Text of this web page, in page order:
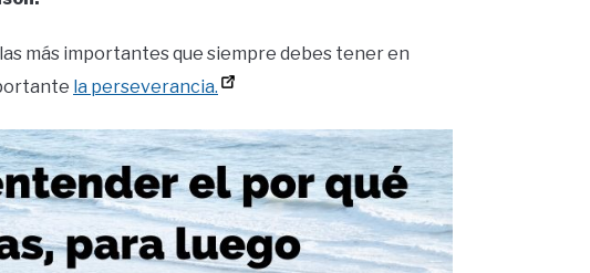
más importantes que siempre debes tener en
la perseverancia.